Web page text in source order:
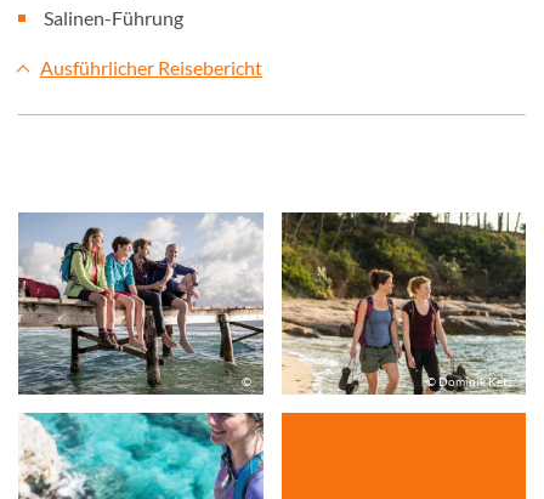
Salinen-Führung
Ausführlicher Reisebericht
© © Dominik Ketz